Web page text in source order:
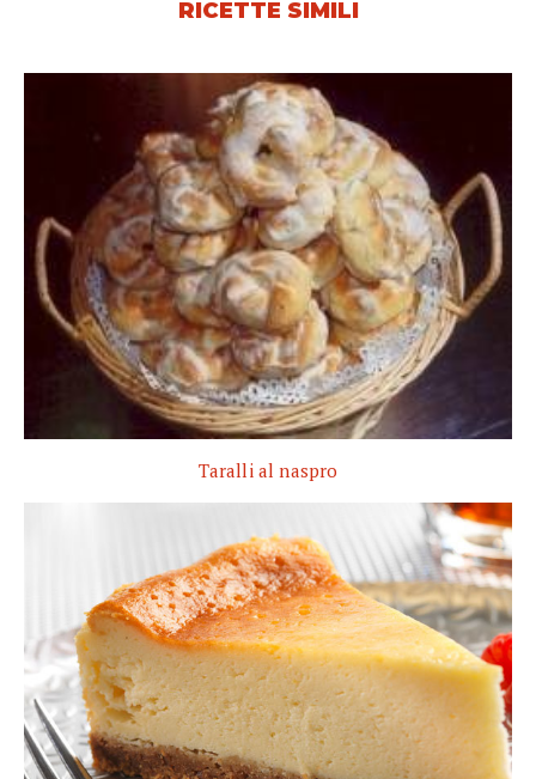
RICETTE SIMILI
Taralli al naspro